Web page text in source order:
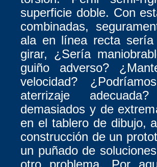
superficie doble. Con
combinadas,
ala en línea recta
girar, ¿Sería
guiño adverso?
velocidad?
aterrizaje
demasiados y de
en el tablero de dibujo,
construcción de un
un puñado de